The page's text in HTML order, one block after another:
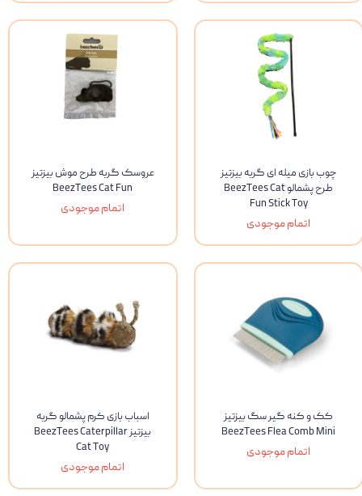
چوب بازی میله ای گربه بیزتیز
طرح پشمالو BeezTees Cat
Fun Stick Toy
اتمام موجودی
عروسک گربه طرح موش بیزتیز
BeezTees Cat Fun
اتمام موجودی
کک و کنه گیر سگ بیزتیز
BeezTees Flea Comb Mini
اتمام موجودی
اسباب بازی کرم پشمالو گربه
بیزتیز BeezTees Caterpillar
Cat Toy
اتمام موجودی